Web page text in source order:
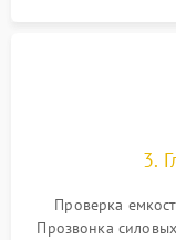
3.
Проверка
Прозвонка